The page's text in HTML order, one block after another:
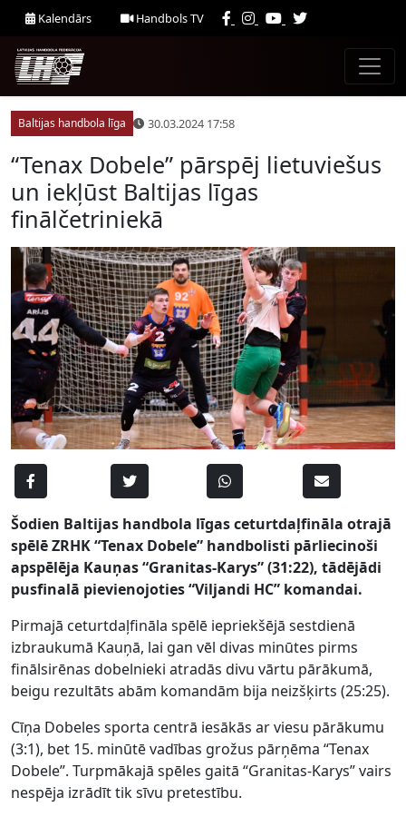
Kalendārs Handbols TV
Baltijas handbola līga 30.03.2024 17:58
“Tenax Dobele” pārspēj lietuviešus
un iekļūst Baltijas līgas
finālčetriniekā
Šodien Baltijas handbola līgas ceturtdaļfināla otrajā
spēlē ZRHK “Tenax Dobele” handbolisti pārliecinoši
apspēlēja Kauņas “Granitas-Karys” (31:22), tādējādi
pusfinalā pievienojoties “Viljandi HC” komandai.
Pirmajā ceturtdaļfināla spēlē iepriekšējā sestdienā
izbraukumā Kauņā, lai gan vēl divas minūtes pirms
finālsirēnas dobelnieki atradās divu vārtu pārākumā,
beigu rezultāts abām komandām bija neizšķirts (25:25).
Cīņa Dobeles sporta centrā iesākās ar viesu pārākumu
(3:1), bet 15. minūtē vadības grožus pārņēma “Tenax
Dobele”. Turpmākajā spēles gaitā “Granitas-Karys” vairs
nespēja izrādīt tik sīvu pretestību.